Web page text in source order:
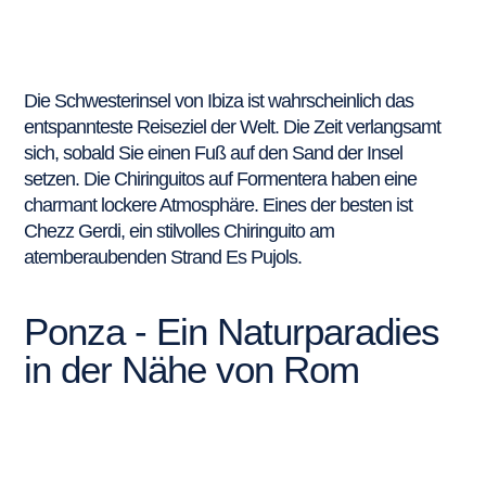
Die Schwesterinsel von Ibiza ist wahrscheinlich das
entspannteste Reiseziel der Welt. Die Zeit verlangsamt
sich, sobald Sie einen Fuß auf den Sand der Insel
setzen. Die Chiringuitos auf Formentera haben eine
charmant lockere Atmosphäre. Eines der besten ist
Chezz Gerdi, ein stilvolles Chiringuito am
atemberaubenden Strand Es Pujols.
Ponza - Ein Naturparadies
in der Nähe von Rom